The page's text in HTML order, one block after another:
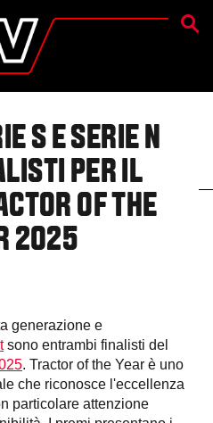
CERCA
S E SERIE N
PER IL
OF THE
2025
generazione e
sono entrambi finalisti del
. Tractor of the Year è uno
che riconosce l'eccellenza
particolare attenzione